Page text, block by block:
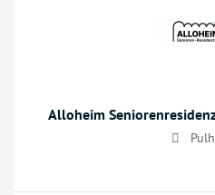
Alloheim